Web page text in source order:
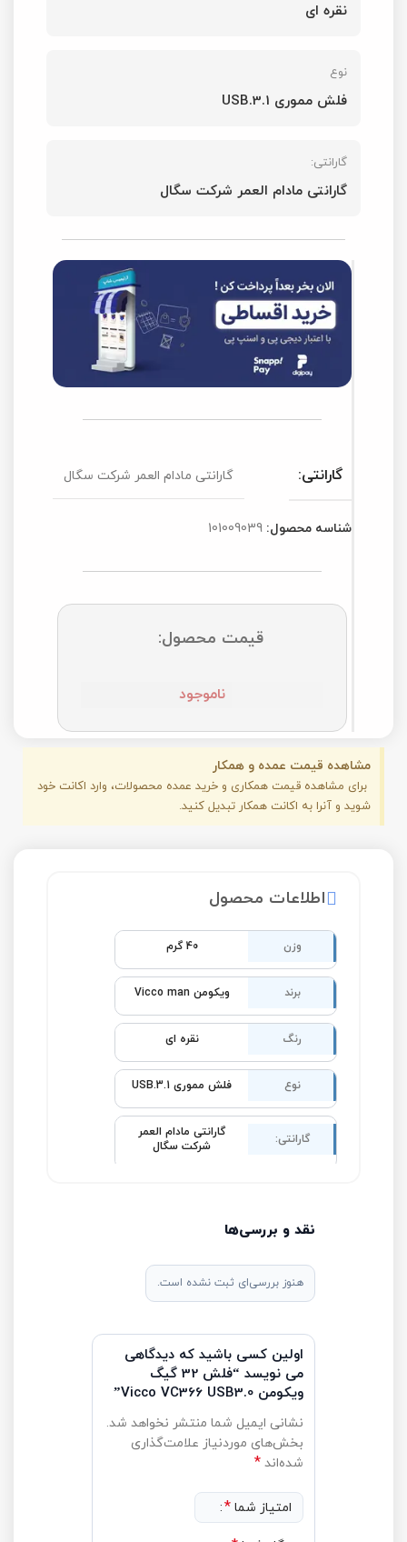
نقره ای
نوع
فلش مموری USB.3.1
گارانتی:
گارانتی مادام العمر شرکت سگال
گارانتی: گارانتی مادام العمر شرکت سگال
شناسه محصول: 101009039
قیمت محصول:
ناموجود
مشاهده قیمت عمده و همکار
برای مشاهده قیمت همکاری و خرید عمده محصولات، وارد اکانت خود
شوید و آنرا به اکانت همکار تبدیل کنید.
اطلاعات محصول
وزن 40 گرم
برند ویکومن Vicco man
رنگ نقره ای
نوع فلش مموری USB.3.1
گارانتی:
گارانتی مادام العمر
شرکت سگال
نقد و بررسی‌ها
هنوز بررسی‌ای ثبت نشده است.
اولین کسی باشید که دیدگاهی
می نویسد “فلش 32 گیگ
ویکومن Vicco VC366 USB3.0”
نشانی ایمیل شما منتشر نخواهد شد.
بخش‌های موردنیاز علامت‌گذاری
شده‌اند *
امتیاز شما *